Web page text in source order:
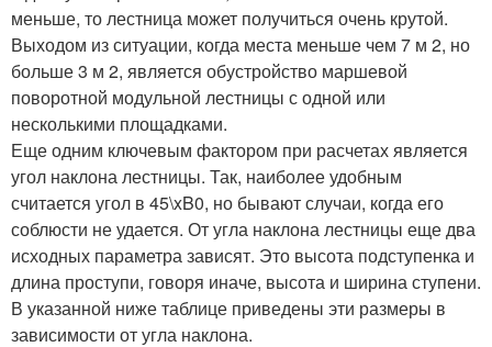
меньше, то лестница может получиться очень крутой.
Выходом из ситуации, когда места меньше чем 7 м 2, но
больше 3 м 2, является обустройство маршевой
поворотной модульной лестницы с одной или
несколькими площадками.
Еще одним ключевым фактором при расчетах является
угол наклона лестницы. Так, наиболее удобным
считается угол в 45\xB0, но бывают случаи, когда его
соблюсти не удается. От угла наклона лестницы еще два
исходных параметра зависят. Это высота подступенка и
длина проступи, говоря иначе, высота и ширина ступени.
В указанной ниже таблице приведены эти размеры в
зависимости от угла наклона.